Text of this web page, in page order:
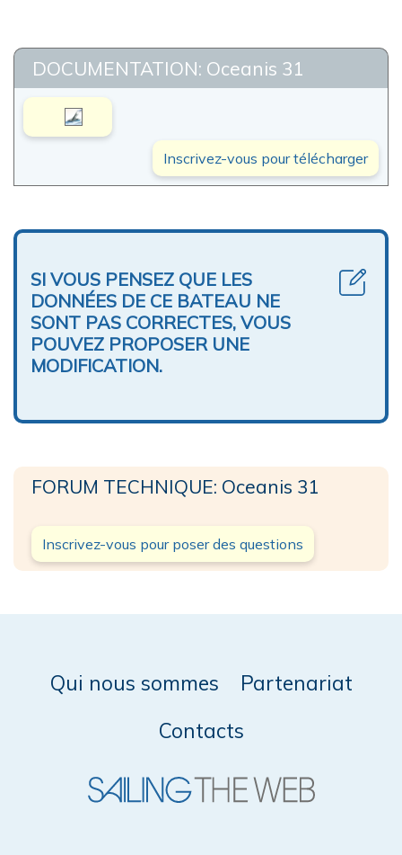
DOCUMENTATION: Oceanis 31
Inscrivez-vous pour télécharger
SI VOUS PENSEZ QUE LES
DONNÉES DE CE BATEAU NE
SONT PAS CORRECTES, VOUS
POUVEZ PROPOSER UNE
MODIFICATION.
FORUM TECHNIQUE: Oceanis 31
Inscrivez-vous pour poser des questions
Qui nous sommes
Partenariat
Contacts